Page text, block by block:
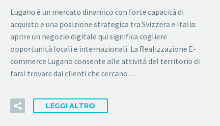
Lugano è un mercato dinamico con forte capacità di
acquisto e una posizione strategica tra Svizzera e Italia:
aprire un negozio digitale qui significa cogliere
opportunità locali e internazionali. La Realizzazione E-
commerce Lugano consente alle attività del territorio di
farsi trovare dai clienti che cercano…
LEGGI ALTRO